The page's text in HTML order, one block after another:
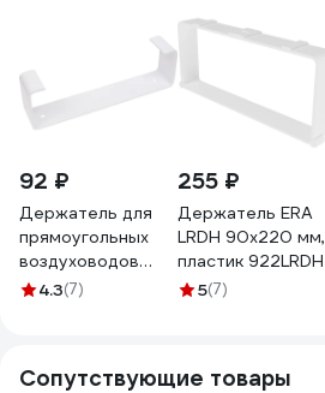
92 ₽
Держатель для
прямоугольных
воздуховодов
60x204 мм
4.3(7)
255 ₽
Держатель ERA
LRDH 90x220 мм,
пластик 922LRDH
5(7)
Сопутствующие товары